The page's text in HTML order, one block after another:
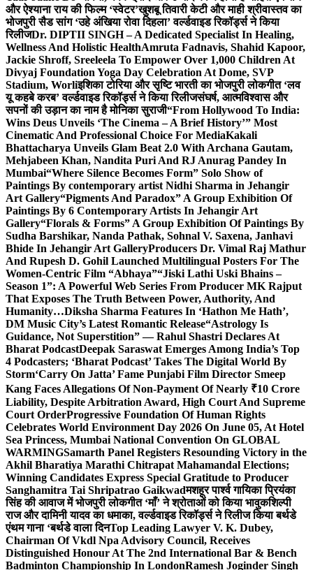
और ऐश्याना राय की फिल्म ‘स्वेटर’खुशबू तिवारी केटी और माही श्रीवास्तव का
भोजपुरी सैड सांग ‘उहे अंखिया रोवा दिहला’ वर्ल्डवाइड रिकॉर्ड्स ने किया
रिलीजDr. DIPTII SINGH – A Dedicated Specialist In Healing,
Wellness And Holistic HealthAmruta Fadnavis, Shahid Kapoor,
Jackie Shroff, Sreeleela To Empower Over 1,000 Children At
Divyaj Foundation Yoga Day Celebration At Dome, SVP
Stadium, Worliइशिका टोरिया और सृष्टि भारती का भोजपुरी लोकगीत ‘लव
यू कहबे करब’ वर्ल्डवाइड रिकॉर्ड्स ने किया रिलीजसंघर्ष, आत्मविश्वास और
सपनों की उड़ान का नाम है मोनिका सुराजी“From Hollywood To India:
Wins Deus Unveils ‘The Cinema – A Brief History’” Most
Cinematic And Professional Choice For MediaKakali
Bhattacharya Unveils Glam Beat 2.0 With Archana Gautam,
Mehjabeen Khan, Nandita Puri And RJ Anurag Pandey In
Mumbai“Where Silence Becomes Form” Solo Show of
Paintings By contemporary artist Nidhi Sharma in Jehangir
Art Gallery“Pigments And Paradox” A Group Exhibition Of
Paintings By 6 Contemporary Artists In Jehangir Art
Gallery“Florals & Forms” A Group Exhibition Of Paintings By
Sudha Barshikar, Nanda Pathak, Sohnal V. Saxena, Janhavi
Bhide In Jehangir Art GalleryProducers Dr. Vimal Raj Mathur
And Rupesh D. Gohil Launched Multilingual Posters For The
Women-Centric Film “Abhaya”“Jiski Lathi Uski Bhains –
Season 1”: A Powerful Web Series From Producer MK Rajput
That Exposes The Truth Between Power, Authority, And
Humanity…Diksha Sharma Features In ‘Hathon Me Hath’,
DM Music City’s Latest Romantic Release“Astrology Is
Guidance, Not Superstition” — Rahul Shastri Declares At
Bharat PodcastDeepak Saraswat Emerges Among India’s Top
4 Podcasters; ‘Bharat Podcast’ Takes The Digital World By
Storm‘Carry On Jatta’ Fame Punjabi Film Director Smeep
Kang Faces Allegations Of Non-Payment Of Nearly ₹10 Crore
Liability, Despite Arbitration Award, High Court And Supreme
Court OrderProgressive Foundation Of Human Rights
Celebrates World Environment Day 2026 On June 05, At Hotel
Sea Princess, Mumbai National Convention On GLOBAL
WARMINGSamarth Panel Registers Resounding Victory in the
Akhil Bharatiya Marathi Chitrapat Mahamandal Elections;
Winning Candidates Express Special Gratitude to Producer
Sanghamitra Tai Shripatrao Gaikwadमशहूर पार्श्व गायिका प्रियंका
सिंह की आवाज में भोजपुरी लोकगीत ‘माँ’ ने श्रोताओं को किया भावुकशिल्पी
राज और दामिनी यादव का धमाका, वर्ल्डवाइड रिकॉर्ड्स ने रिलीज किया बर्थडे
एंथम गाना ‘बर्थडे वाला दिनTop Leading Lawyer V. K. Dubey,
Chairman Of Vkdl Npa Advisory Council, Receives
Distinguished Honour At The 2nd International Bar & Bench
Badminton Championship In LondonRamesh Joginder Singh